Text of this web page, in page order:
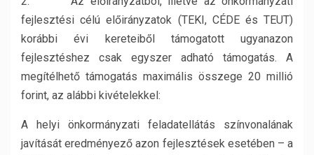
fejlesztési célú előirányzatok (TEKI, CÉDE és TEUT)
korábbi évi kereteiből támogatott ugyanazon
fejlesztéshez csak egyszer adható támogatás. A
megítélhető támogatás maximális összege 20 millió
forint, az alábbi kivételekkel:
A helyi önkormányzati feladatellátás színvonalának
javítását eredményező azon fejlesztések esetében – a